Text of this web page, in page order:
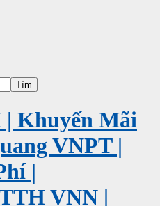
Khuyến Mãi
VNPT |
|
VNN |